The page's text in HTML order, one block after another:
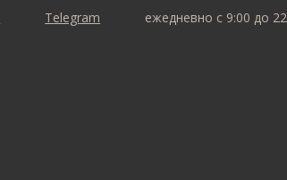
Telegram ежедневно с 9:00 до